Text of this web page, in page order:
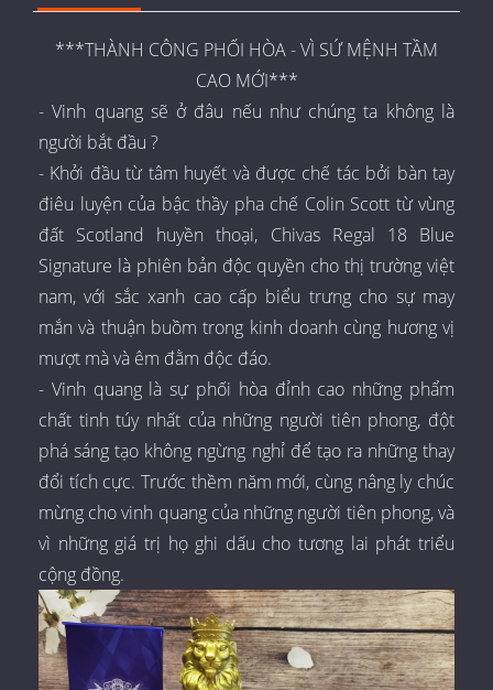
***THÀNH CÔNG PHỐI HÒA - VÌ SỨ MỆNH TẦM
CAO MỚI***
- Vinh quang sẽ ở đâu nếu như chúng ta không là
người bắt đầu ?
- Khởi đầu từ tâm huyết và được chế tác bởi bàn tay
điêu luyện của bậc thầy pha chế Colin Scott từ vùng
đất Scotland huyền thoại, Chivas Regal 18 Blue
Signature là phiên bản độc quyền cho thị trường việt
nam, với sắc xanh cao cấp biểu trưng cho sự may
mắn và thuận buồm trong kinh doanh cùng hương vị
mượt mà và êm đằm độc đáo.
- Vinh quang là sự phối hòa đỉnh cao những phẩm
chất tinh túy nhất của những người tiên phong, đột
phá sáng tạo không ngừng nghỉ để tạo ra những thay
đổi tích cực. Trước thềm năm mới, cùng nâng ly chúc
mừng cho vinh quang của những người tiên phong, và
vì những giá trị họ ghi dấu cho tương lai phát triểu
cộng đồng.